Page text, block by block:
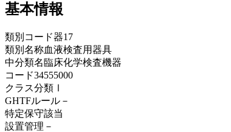
基本情報
類別コード器17
類別名称血液検査用器具
中分類名臨床化学検査機器
コード34555000
クラス分類 Ⅰ
GHTFルール －
特定保守該当
設置管理 －